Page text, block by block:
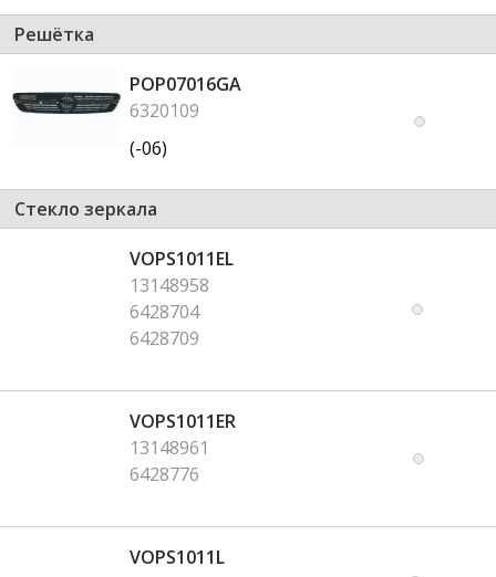
Решётка
POP07016GA
6320109
(-06)
Стекло зеркала
VOPS1011EL
13148958
6428704
6428709
VOPS1011ER
13148961
6428776
VOPS1011L